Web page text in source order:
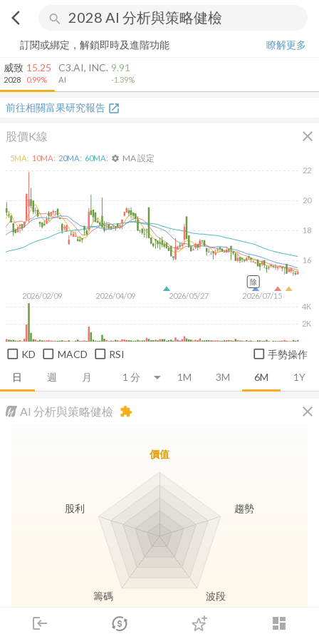
arrow_back_ios search
login dashboard
市場 登入
訂閱或綁定，解鎖即時及進階功能
瞭解更多
威致
2028
15.25
0.99%
C3.AI, INC.
AI
9.91
-1.39%
前往相關富果研究報告 open_in_new
股價K線 close
日 週 月 1M 3M 6M 1Y
2026/02/09 2026/04/09 2026/05/27 2026/07/15
16
18
20
22
2K
4K
5MA: 10MA: 20MA: 60MA: settings MA 設定
除
KD MACD RSI 手勢操作
AI 分析與策略健檢 close
extension
趨勢動能 波段訊號
價值
趨勢
波段
籌碼
股利